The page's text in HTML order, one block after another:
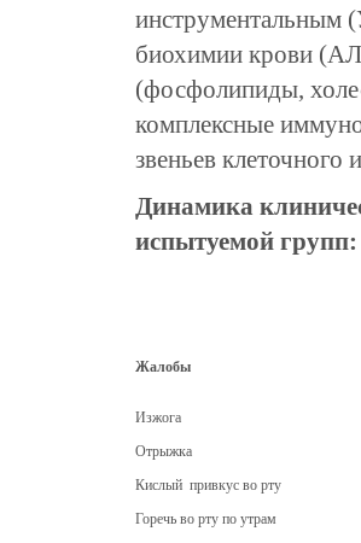
инструментальным
биохимии крови
(фосфолипиды,
комплексные
звеньев клеточного
Динамика
испытуемой групп:
Жалобы
Изжога
Отрыжка
Кислый привкус во рту
Горечь во рту по утрам